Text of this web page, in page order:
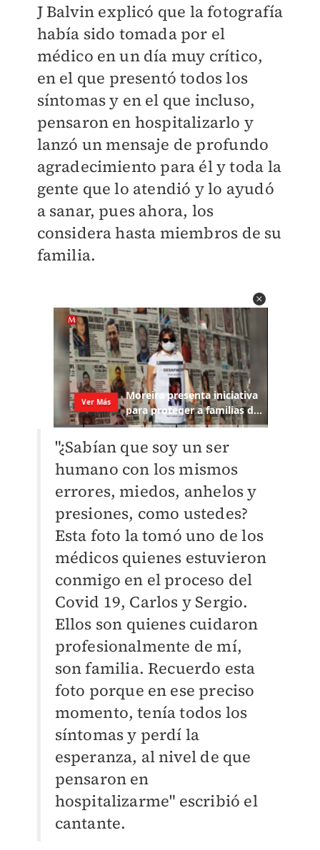
J Balvin explicó que la fotografía
había sido tomada por el
médico en un día muy crítico,
en el que presentó todos los
síntomas y en el que incluso,
pensaron en hospitalizarlo y
lanzó un mensaje de profundo
agradecimiento para él y toda la
gente que lo atendió y lo ayudó
a sanar, pues ahora, los
considera hasta miembros de su
familia.
"¿Sabían que soy un ser
humano con los mismos
errores, miedos, anhelos y
presiones, como ustedes?
Esta foto la tomó uno de los
médicos quienes estuvieron
conmigo en el proceso del
Covid 19, Carlos y Sergio.
Ellos son quienes cuidaron
profesionalmente de mí,
son familia. Recuerdo esta
foto porque en ese preciso
momento, tenía todos los
síntomas y perdí la
esperanza, al nivel de que
pensaron en
hospitalizarme" escribió el
cantante.